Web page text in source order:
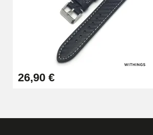
Kit Horlogerie
26,90 €
Boîte Pompe
26,90 €